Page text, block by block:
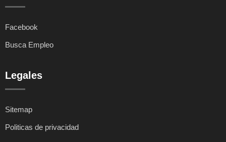
Facebook
Busca Empleo
Legales
Sitemap
Politicas de privacidad